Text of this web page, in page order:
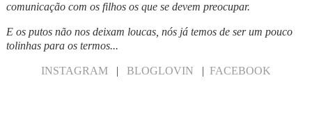
comunicação com os filhos os que se devem preocupar.
E os putos não nos deixam loucas, nós já temos de ser um pouco
tolinhas para os termos...
INSTAGRAM| BLOGLOVIN | FACEBOOK